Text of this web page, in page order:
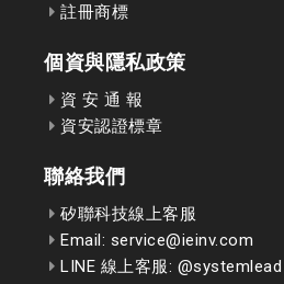
註冊商標
個資與隱私政策
資 安 通 報
資安認證標章
聯絡我們
矽聯科技線上客服
Email: service@ieinv.com
LINE 線上客服: @systemlead